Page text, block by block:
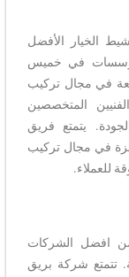
الخيار الأفضل
في خميس
في مجال تركيب
المتخصصين
يتمتع فريق
في مجال تركيب
للعملاء.
افضل الشركات
تتمتع شركة بريق